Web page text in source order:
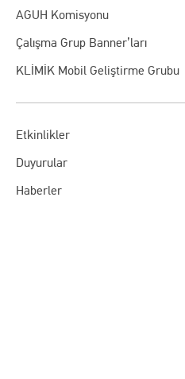
AGUH Komisyonu
Çalışma Grup Banner’ları
KLİMİK Mobil Geliştirme Grubu
Etkinlikler
Duyurular
Haberler